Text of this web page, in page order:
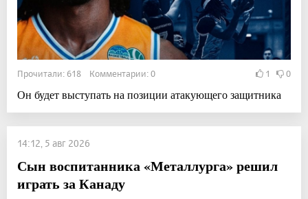
Прочитали: 618 Комментарии: 0 1 0
Он будет выступать на позиции атакующего защитника
14:12, 5 авг 2026
Сын воспитанника «Металлурга» решил
играть за Канаду